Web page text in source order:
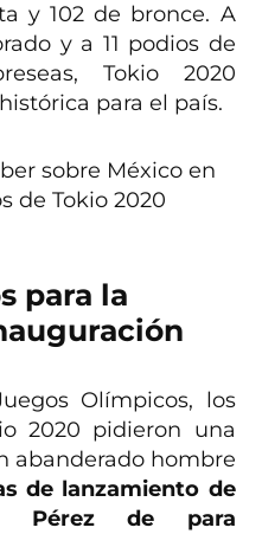
y 102 de bronce. A
y a 11 podios de
Tokio 2020
para el país.
para la
Olímpicos, los
2020 pidieron una
abanderado hombre
de lanzamiento de
Pérez de para